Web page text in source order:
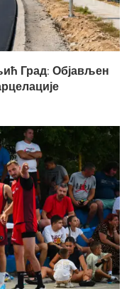
Град: Објављен